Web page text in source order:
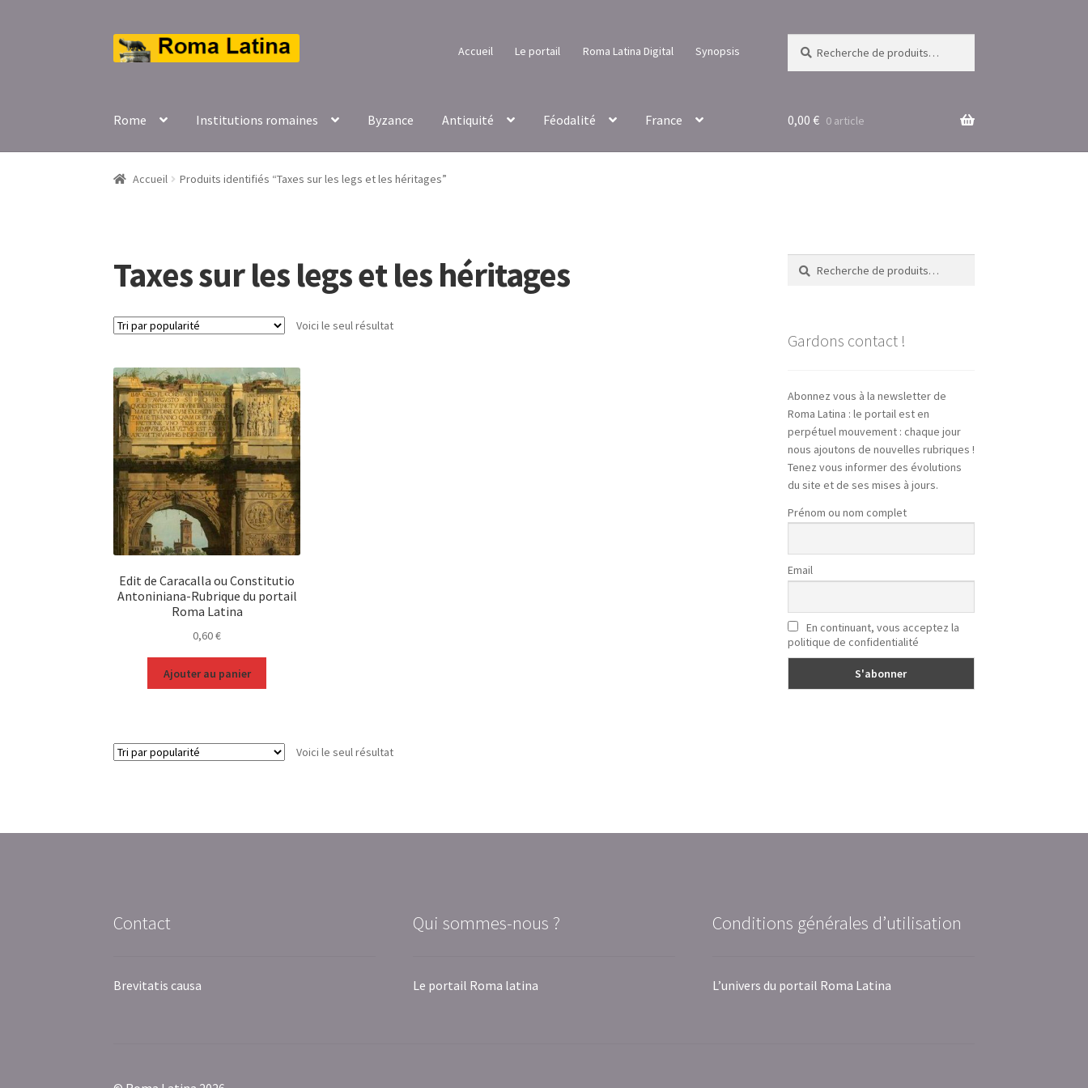
Aller
à
Aller
au
Accueil Le portail Roma Latina Digital Synopsis
pour :
Rome Institutions romaines Byzance Antiquité Féodalité France 0,00 € 0 article
Accueil Produits identifiés “Taxes sur les legs et les héritages”
Taxes sur les legs et les héritages
Voici le seul résultat
Edit de Caracalla ou Constitutio
Antoniniana-Rubrique du portail
Roma Latina
0,60€
Ajouter au panier
Voici le seul résultat
Recherche
pour :
Recherche
Gardons contact !
Abonnez vous à la newsletter de
Roma Latina : le portail est en
perpétuel mouvement : chaque jour
nous ajoutons de nouvelles rubriques !
Tenez vous informer des évolutions
du site et de ses mises à jours.
Prénom ou nom complet
Email
En continuant, vous acceptez la
politique de confidentialité
Contact
Brevitatis causa
Qui sommes-nous ?
Le portail Roma latina
Conditions générales d’utilisation
L’univers du portail Roma Latina